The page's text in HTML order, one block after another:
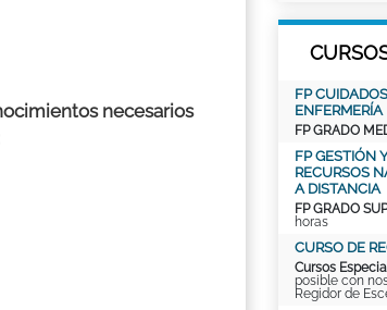
necesarios
FP
ENFERMERÍA
FP GRADO
FP GESTIÓN
RECURSOS
A DISTANCIA
FP GRADO
horas
CURSO DE
Cursos
posible con
Regidor de